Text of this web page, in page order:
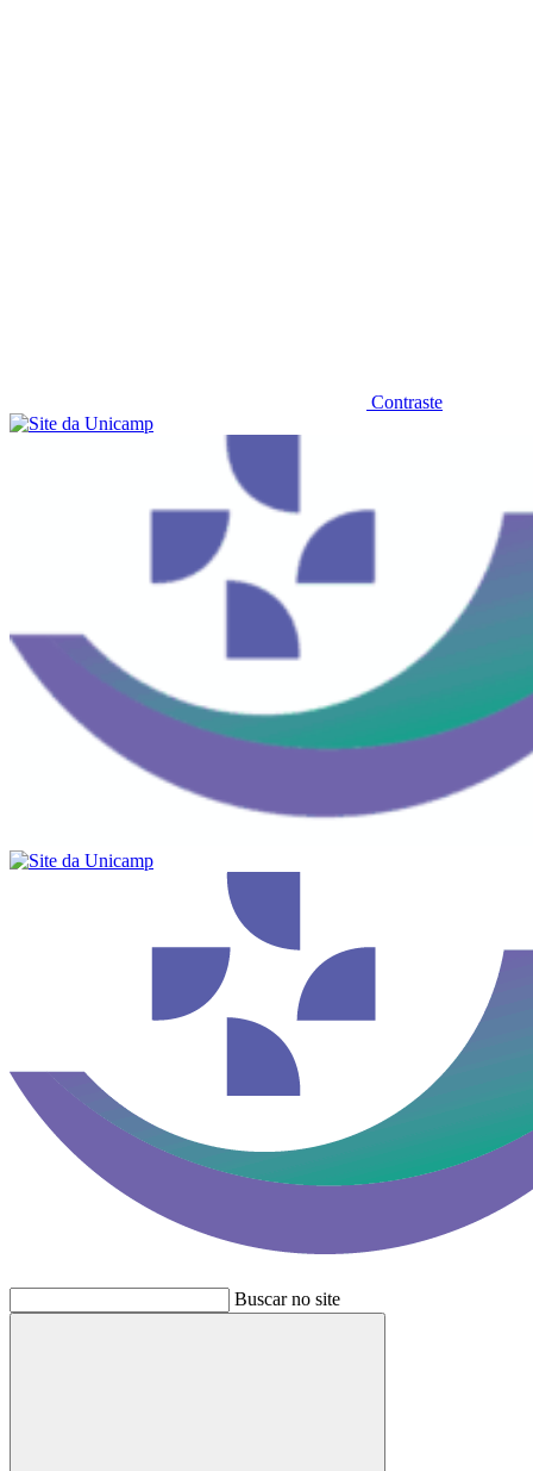
Contraste
Buscar no site